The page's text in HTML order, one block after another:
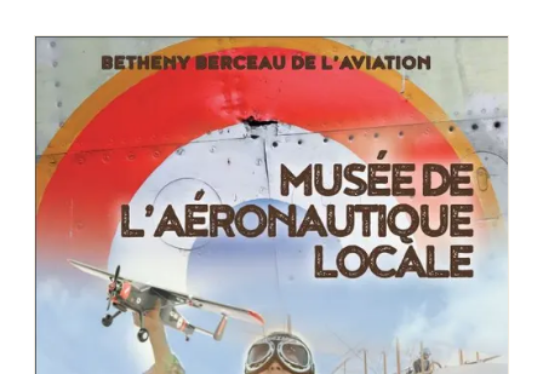
Sports
Soirées
Sorties famille
Expos
Sorties & loisirs
Musée dans la Marne
Paris
Strasbourg
Toulouse
Toutes les villes